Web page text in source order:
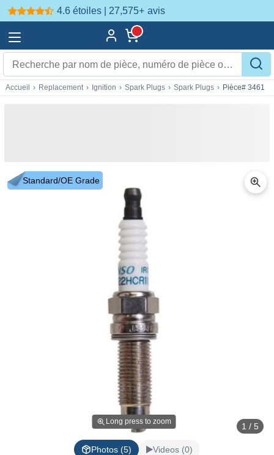
4.6 étoiles | 27,575+ avis
Accueil › Replacement › Ignition › Spark Plugs › Spark Plugs › Pièce# 3461
Standard/OE Grade
Long press to zoom 1 / 5
Photos (5) Videos (0)